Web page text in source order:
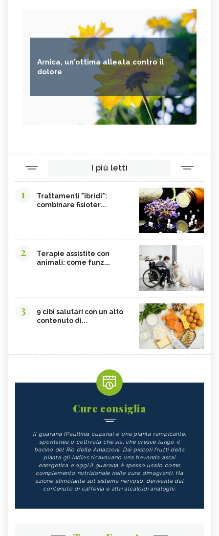
Arnica, un'ottima alleata contro il
dolore
I più letti
1
Trattamenti "ibridi":
combinare fisioter...
2
Terapie assistite con
animali: come funz...
3
9 cibi salutari con un alto
contenuto di...
Cure consiglia
Il guaranà (Paullinia cupana) è una pianta rampicante,
spontanea o coltivata che sia, che cresce lungo il
bacino del Rio delle Amazzoni. Dai piccoli frutti della
pianta gli Indios ricavavano una bevanda assai
energetica e oggi il guaranà è spesso usato come
complemento nutrizionale nelle cure dimagranti. Ha
azione stimolante sul sistema nervoso, derivante dal
contenuto di caffeina e altri alcaloidi analoghi.